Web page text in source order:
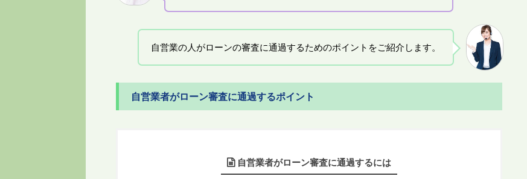
自営業の人がローンの審査に通過するためのポイントをご紹介します。
自営業者がローン審査に通過するポイント
自営業者がローン審査に通過するには